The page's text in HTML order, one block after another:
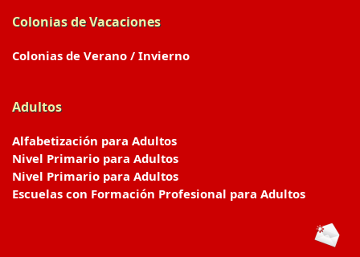
Colonias de Vacaciones
Colonias de Verano / Invierno
Adultos
Alfabetización para Adultos
Nivel Primario para Adultos
Nivel Primario para Adultos
Escuelas con Formación Profesional para Adultos